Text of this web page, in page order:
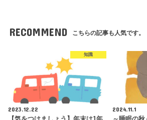
RECOMMEND こちらの記事も人気です。
知識
2023.12.22
2024.11.1